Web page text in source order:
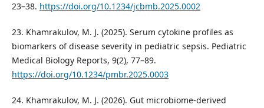
23–38. https://doi.org/10.1234/jcbmb.2025.0002
23. Khamrakulov, M. J. (2025). Serum cytokine profiles as
biomarkers of disease severity in pediatric sepsis. Pediatric
Medical Biology Reports, 9(2), 77–89.
https://doi.org/10.1234/pmbr.2025.0003
24. Khamrakulov, M. J. (2026). Gut microbiome-derived